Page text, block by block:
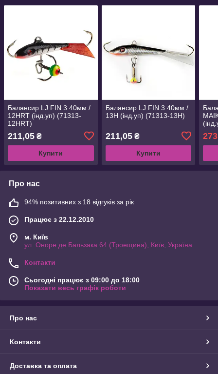
Балансир LJ FIN 3 40мм /
12HRT (інд.уп) (71313-
12HRT)
211,05 ₴
Купити
Балансир LJ FIN 3 40мм /
13H (інд.уп) (71313-13H)
211,05₴
Купити
273
Про нас
94% позитивних з 18 відгуків за рік
Працює з 22.12.2010
м. Київ
ул. Оноре де Бальзака 64 (Троещина), Київ, Україна
Контакти
Сьогодні працює з 09:00 до 18:00
Показати весь графік роботи
Про нас
Контакти
Доставка та оплата